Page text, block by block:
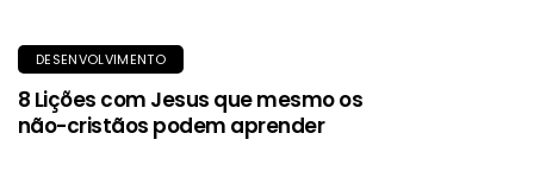
DESENVOLVIMENTO
8 Lições com Jesus que mesmo os
não-cristãos podem aprender